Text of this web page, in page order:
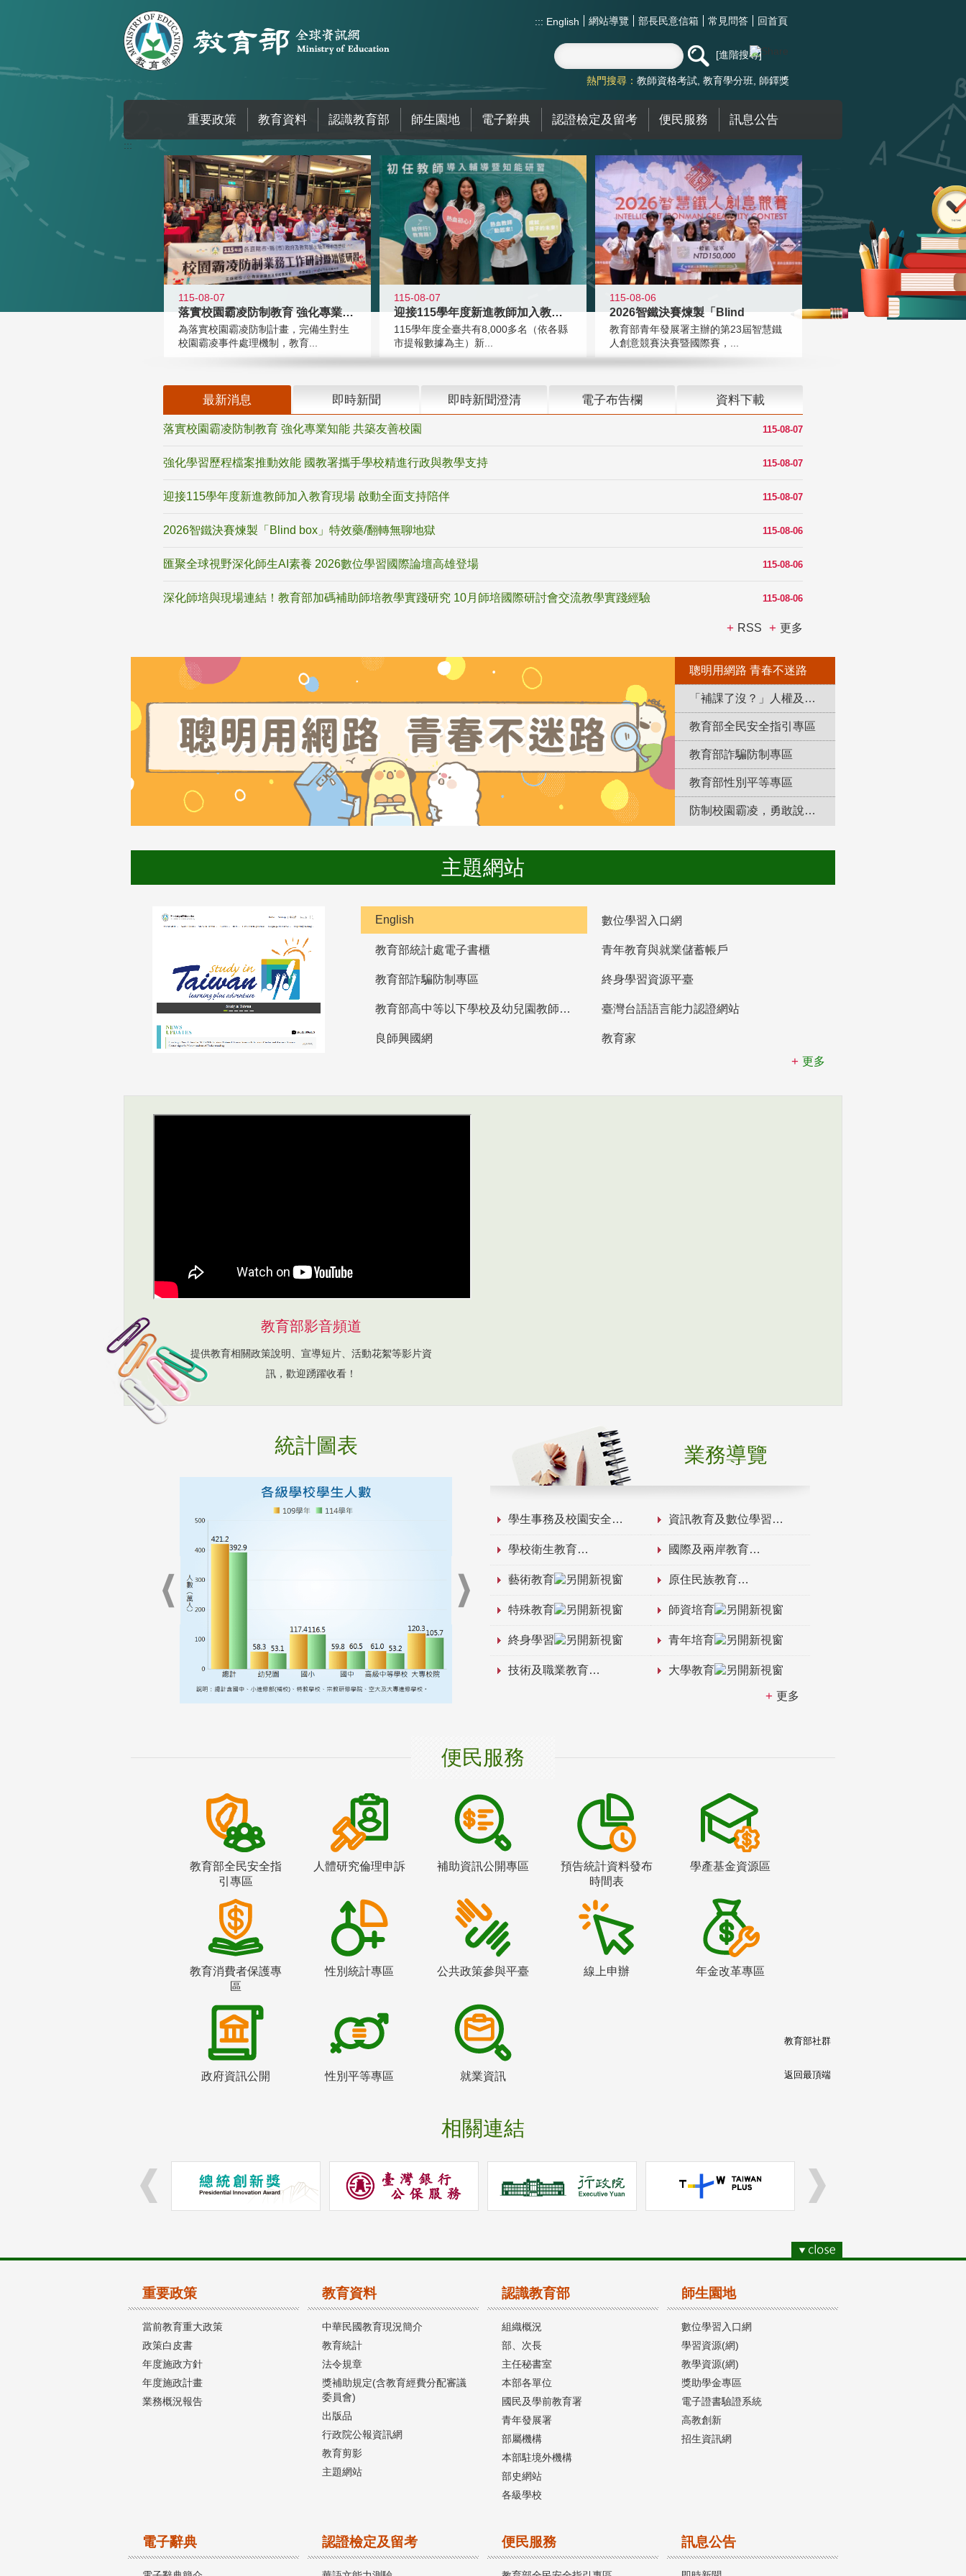
::: English 網站導覽 部長民意信箱 常見問答 回首頁
進階搜尋
熱門搜尋： 教師資格考試 教育學分班 師鐸獎
重要政策 教育資料 認識教育部 師生園地 電子辭典 認證檢定及留考 便民服務 訊息公告
:::
115-08-07
落實校園霸凌防制教育 強化專業知能
為落實校園霸凌防制計畫，完備生對生
校園霸凌事件處理機制，教育...
115-08-07
迎接115學年度新進教師加入教育現
115學年度全臺共有8,000多名（依各縣
市提報數據為主）新...
115-08-06
2026智鐵決賽煉製「Blind
教育部青年發展署主辦的第23屆智慧鐵
人創意競賽決賽暨國際賽，...
最新消息 即時新聞 即時新聞澄清 電子布告欄 資料下載
115-08-07
落實校園霸凌防制教育 強化專業知能 共築友善校園
115-08-07
強化學習歷程檔案推動效能 國教署攜手學校精進行政與教學支持
115-08-07
迎接115學年度新進教師加入教育現場 啟動全面支持陪伴
115-08-06
2026智鐵決賽煉製「Blind box」特效藥/翻轉無聊地獄
115-08-06
匯聚全球視野深化師生AI素養 2026數位學習國際論壇高雄登場
115-08-06
深化師培與現場連結！教育部加碼補助師培教學實踐研究 10月師培國際研討會交流教學實踐經驗
RSS 更多
聰明用網路 青春不迷路
「補課了沒？」人權及轉型正義教育專區
教育部全民安全指引專區
教育部詐騙防制專區
教育部性別平等專區
防制校園霸凌，勇敢說出來！
主題網站
English 數位學習入口網
教育部統計處電子書櫃 青年教育與就業儲蓄帳戶
教育部詐騙防制專區 終身學習資源平臺
教育部高中等以下學校及幼兒園教師資格檢定考試 臺灣台語語言能力認證網站
良師興國網
教育家
更多
教育部影音頻道
提供教育相關政策說明、宣導短片、活動花絮等影片資
訊，歡迎踴躍收看！
統計圖表 業務導覽
學生事務及校園安全 資訊教育及數位學習
學校衛生教育 國際及兩岸教育
藝術教育 原住民族教育
特殊教育 師資培育
終身學習 青年培育
技術及職業教育 大學教育
更多
便民服務
教育部全民安全指
引專區
人體研究倫理申訴 補助資訊公開專區
預告統計資料發布
時間表
學產基金資源區
教育消費者保護專
區
性別統計專區 公共政策參與平臺 線上申辦 年金改革專區
政府資訊公開 性別平等專區 就業資訊
相關連結
教育部社群
返回最頂端
重要政策
當前教育重大政策
政策白皮書
年度施政方針
年度施政計畫
業務概況報告
教育資料
中華民國教育現況簡介
教育統計
法令規章
獎補助規定(含教育經費分配審議
委員會)
出版品
行政院公報資訊網
教育剪影
主題網站
認識教育部
組織概況
部、次長
主任秘書室
本部各單位
國民及學前教育署
青年發展署
部屬機構
本部駐境外機構
部史網站
各級學校
師生園地
數位學習入口網
學習資源(網)
教學資源(網)
獎助學金專區
電子證書驗證系統
高教創新
招生資訊網
電子辭典 認證檢定及留考 便民服務 訊息公告